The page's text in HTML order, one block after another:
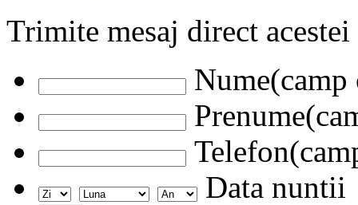
Trimite mesaj direct
Data nuntii